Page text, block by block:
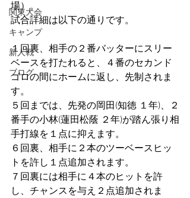
関東大会
キャンプ
新人戦
ブログ
場）。
試合詳細は以下の通りです。
１回裏、相手の２番バッターにスリー
ベースを打たれると、４番のセカンド
ゴロの間にホームに返し、先制されま
す。
５回までは、先発の岡田(知徳 １年)、２
番手の小林(蓮田松蔭 ２年)が踏ん張り相
手打線を１点に抑えます。
６回裏、相手に２本のツーベースヒッ
トを許し１点追加されます。
７回裏には相手に４本のヒットを許
し、チャンスを与え２点追加されま